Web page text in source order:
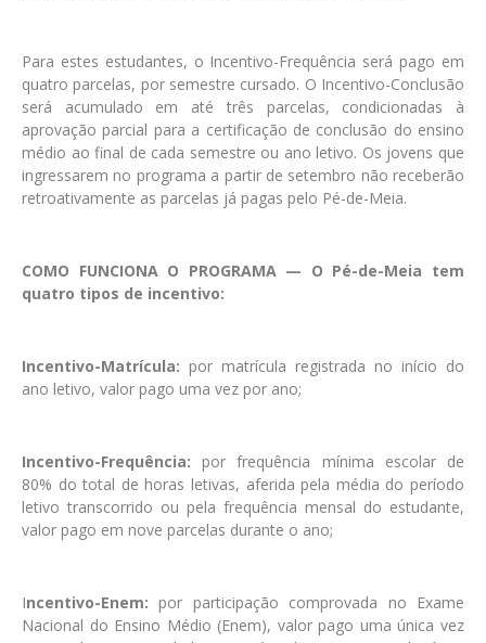
Para estes estudantes, o Incentivo-Frequência será pago em
quatro parcelas, por semestre cursado. O Incentivo-Conclusão
será acumulado em até três parcelas, condicionadas à
aprovação parcial para a certificação de conclusão do ensino
médio ao final de cada semestre ou ano letivo. Os jovens que
ingressarem no programa a partir de setembro não receberão
retroativamente as parcelas já pagas pelo Pé-de-Meia.
COMO FUNCIONA O PROGRAMA — O Pé-de-Meia tem
quatro tipos de incentivo:
Incentivo-Matrícula: por matrícula registrada no início do
ano letivo, valor pago uma vez por ano;
Incentivo-Frequência: por frequência mínima escolar de
80% do total de horas letivas, aferida pela média do período
letivo transcorrido ou pela frequência mensal do estudante,
valor pago em nove parcelas durante o ano;
Incentivo-Enem: por participação comprovada no Exame
Nacional do Ensino Médio (Enem), valor pago uma única vez